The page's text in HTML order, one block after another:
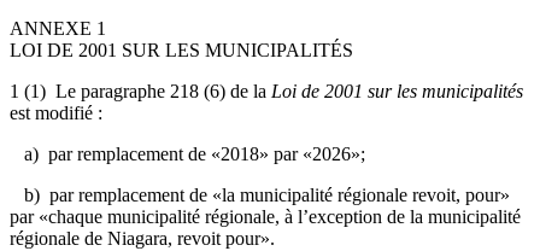
ANNEXE 1
LOI DE 2001 SUR LES MUNICIPALITÉS
1 (1) Le paragraphe 218 (6) de la Loi de 2001 sur les municipalités
est modifié :
a) par remplacement de «2018» par «2026»;
b) par remplacement de «la municipalité régionale revoit, pour»
par «chaque municipalité régionale, à l’exception de la municipalité
régionale de Niagara, revoit pour».